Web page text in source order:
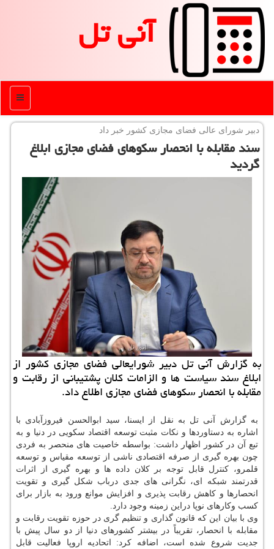
آنی تل
منو
دبیر شورای عالی فضای مجازی كشور خبر داد
سند مقابله با انحصار سكوهای فضای مجازی ابلاغ
گردید
به گزارش آنی تل دبیر شورایعالی فضای مجازی كشور از
ابلاغ سند سیاست ها و الزامات كلان پشتیبانی از رقابت و
مقابله با انحصار سكوهای فضای مجازی اطلاع داد.
به گزارش آنی تل به نقل از ایسنا، سید ابوالحسن فیروزآبادی با
اشاره به دستاوردها و نکات مثبت توسعه اقتصاد سکویی در دنیا و به
تبع آن در کشور اظهار داشت: بواسطه خاصیت های منحصر به فردی
چون بهره گیری از صرفه اقتصادی ناشی از توسعه مقیاس و توسعه
قلمرو، کنترل قابل توجه بر کلان داده ها و بهره گیری از اثرات
قدرتمند شبکه ای، نگرانی های جدی درباب شکل­ گیری و تقویت
انحصارها و کاهش رقابت پذیری و افزایش موانع ورود به بازار برای
کسب وکارهای نوپا دراین زمینه وجود دارد.
وی با بیان این که قانون گذاری و تنظیم گری در حوزه تقویت رقابت و
مقابله با انحصار، تقریباً در بیشتر کشورهای دنیا از دو سال پیش با
جدیت شروع شده است، اضافه کرد: اتحادیه اروپا فعالیت قابل